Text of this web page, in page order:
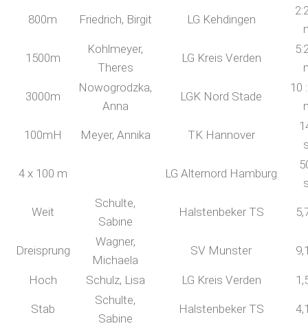
800m Friedrich, Birgit LG Kehdingen
1500m
Kohlmeyer,
Theres
LG Kreis Verden
3000m
Nowogrodzka,
Anna
LGK Nord Stade
10
100mH Meyer, Annika TK Hannover
4 x 100 m LG Alternord Hamburg
Weit
Schulte,
Sabine
Halstenbeker TS
Dreisprung
Wagner,
Michaela
SV Munster
Hoch Schulz, Lisa LG Kreis Verden
Stab
Schulte,
Sabine
Halstenbeker TS